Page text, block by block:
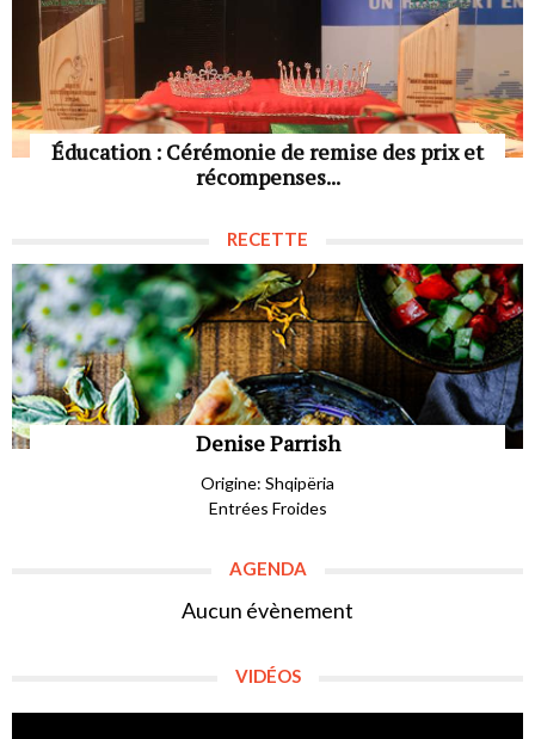
Éducation : Cérémonie de remise des prix et
récompenses...
RECETTE
Denise Parrish
Origine: Shqipëria
Entrées Froides
AGENDA
Aucun évènement
VIDÉOS